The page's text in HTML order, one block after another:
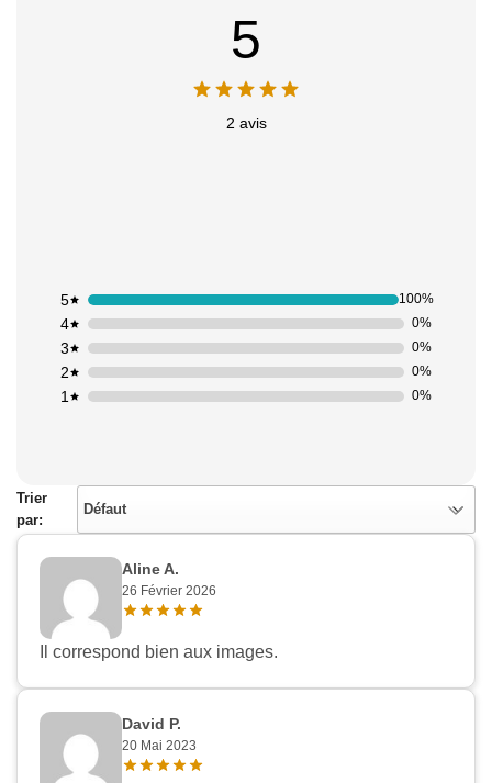
5
2 avis
1 0%
2 0%
3 0%
4 0%
5 100%
Trier
par:
Défaut
Aline A.
26 Février 2026
Il correspond bien aux images.
David P.
20 Mai 2023